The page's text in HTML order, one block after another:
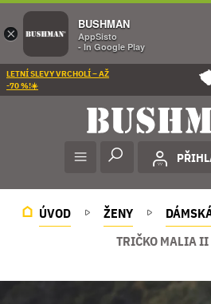
LETNÍ SLEVY VRCHOLÍ – AŽ
-70 %!☀️
ÚVOD ŽENY
TRIČKO MALIA II
×
BUSHMAN
AppSisto
- In Google Play